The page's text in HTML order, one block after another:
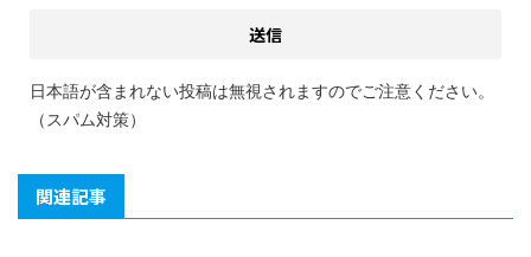
日本語が含まれない投稿は無視されますのでご注意ください。
（スパム対策）
関連記事